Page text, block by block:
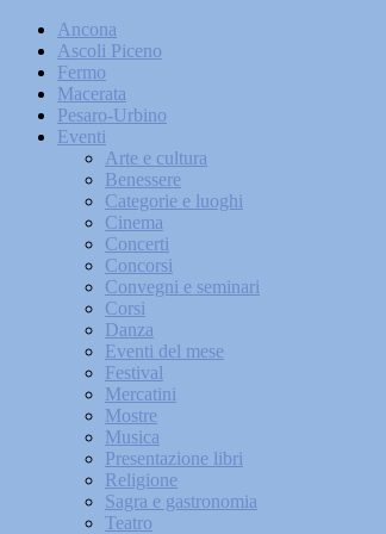
Ancona
Ascoli Piceno
Fermo
Macerata
Pesaro-Urbino
Eventi
Arte e cultura
Benessere
Categorie e luoghi
Cinema
Concerti
Concorsi
Convegni e seminari
Corsi
Danza
Eventi del mese
Festival
Mercatini
Mostre
Musica
Presentazione libri
Religione
Sagra e gastronomia
Teatro